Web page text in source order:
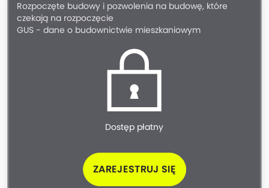
Rozpoczęte budowy i pozwolenia na budowę, które
czekają na rozpoczęcie
GUS - dane o budownictwie mieszkaniowym
Dostęp płatny
ZAREJESTRUJ SIĘ